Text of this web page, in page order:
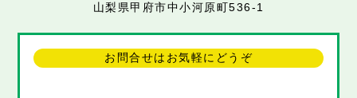
山梨県甲府市中小河原町536-1
お問合せはお気軽にどうぞ